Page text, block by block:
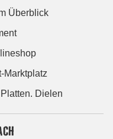
Überblick
Marktplatz
Dielen